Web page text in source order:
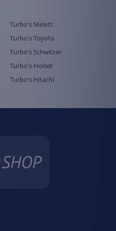
Turbo's Melett
Turbo's Toyota
Turbo's Schwitzer
Turbo's Holset
Turbo's Hitachi